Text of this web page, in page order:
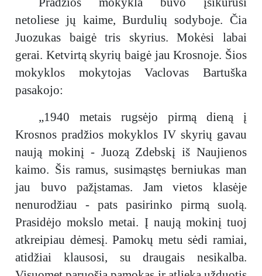
netoliese jų kaime, Burdulių sodyboje. Čia
Juozukas baigė tris skyrius. Mokėsi labai
gerai. Ketvirtą skyrių baigė jau Krosnoje. Šios
mokyklos mokytojas Vaclovas Bartuška
pasakojo:
„1940 metais rugsėjo pirmą dieną į
Krosnos pradžios mokyklos IV skyrių gavau
naują mokinį - Juozą Zdebskį iš Naujienos
kaimo. Šis ramus, susimąstęs berniukas man
jau buvo pažįstamas. Jam vietos klasėje
nenurodžiau - pats pasirinko pirmą suolą.
Prasidėjo mokslo metai. Į naują mokinį tuoj
atkreipiau dėmesį. Pamokų metu sėdi ramiai,
atidžiai klausosi, su draugais nesikalba.